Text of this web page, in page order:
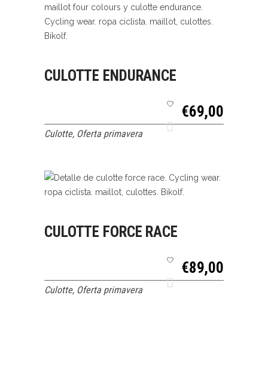
CULOTTE ENDURANCE
€69,00
Culotte, Oferta primavera
CULOTTE FORCE RACE
€89,00
Culotte, Oferta primavera